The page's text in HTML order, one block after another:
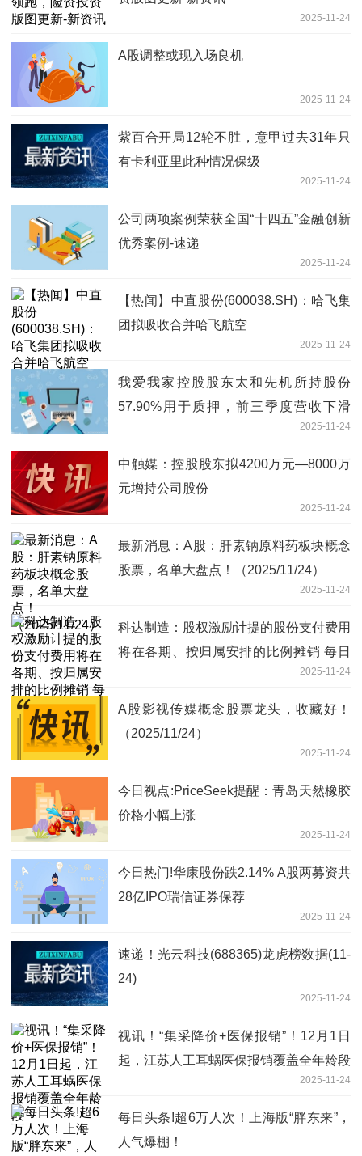
2025-11-24
A股调整或现入场良机
2025-11-24
紫百合开局12轮不胜，意甲过去31年只
有卡利亚里此种情况保级
2025-11-24
公司两项案例荣获全国“十四五”金融创新
优秀案例-速递
2025-11-24
【热闻】中直股份(600038.SH)：哈飞集
团拟吸收合并哈飞航空
2025-11-24
我爱我家控股股东太和先机所持股份
57.90%用于质押，前三季度营收下滑
2025-11-24
中触媒：控股股东拟4200万元—8000万
元增持公司股份
2025-11-24
最新消息：A股：肝素钠原料药板块概念
股票，名单大盘点！（2025/11/24）
2025-11-24
科达制造：股权激励计提的股份支付费用
将在各期、按归属安排的比例摊销 每日
2025-11-24
A股影视传媒概念股票龙头，收藏好！
（2025/11/24）
2025-11-24
今日视点:PriceSeek提醒：青岛天然橡胶
价格小幅上涨
2025-11-24
今日热门!华康股份跌2.14% A股两募资共
28亿IPO瑞信证券保荐
2025-11-24
速递！光云科技(688365)龙虎榜数据(11-
24)
2025-11-24
视讯！“集采降价+医保报销”！12月1日
起，江苏人工耳蜗医保报销覆盖全年龄段
2025-11-24
每日头条!超6万人次！上海版“胖东来”，
人气爆棚！